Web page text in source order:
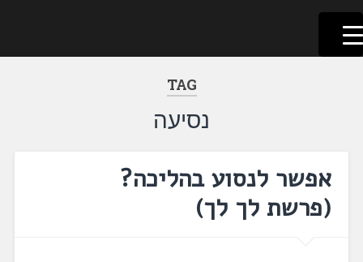
דלג
לתוכן
לשוניאדה
עברית. לשון. שפה
TAG
נסיעה
אפשר לנסוע בהליכה?
(פרשת לך לך)